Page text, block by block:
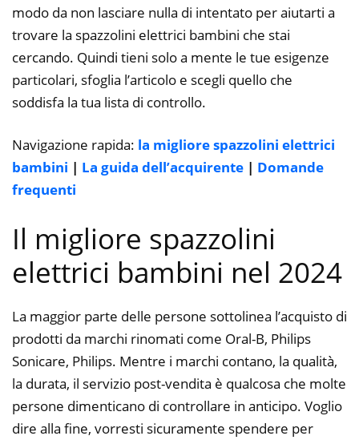
modo da non lasciare nulla di intentato per aiutarti a
trovare la spazzolini elettrici bambini che stai
cercando. Quindi tieni solo a mente le tue esigenze
particolari, sfoglia l’articolo e scegli quello che
soddisfa la tua lista di controllo.
Navigazione rapida: la migliore spazzolini elettrici
bambini | La guida dell’acquirente | Domande
frequenti
Il migliore spazzolini
elettrici bambini nel 2024
La maggior parte delle persone sottolinea l’acquisto di
prodotti da marchi rinomati come Oral-B, Philips
Sonicare, Philips. Mentre i marchi contano, la qualità,
la durata, il servizio post-vendita è qualcosa che molte
persone dimenticano di controllare in anticipo. Voglio
dire alla fine, vorresti sicuramente spendere per